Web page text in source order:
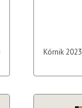
Kórnik 2023